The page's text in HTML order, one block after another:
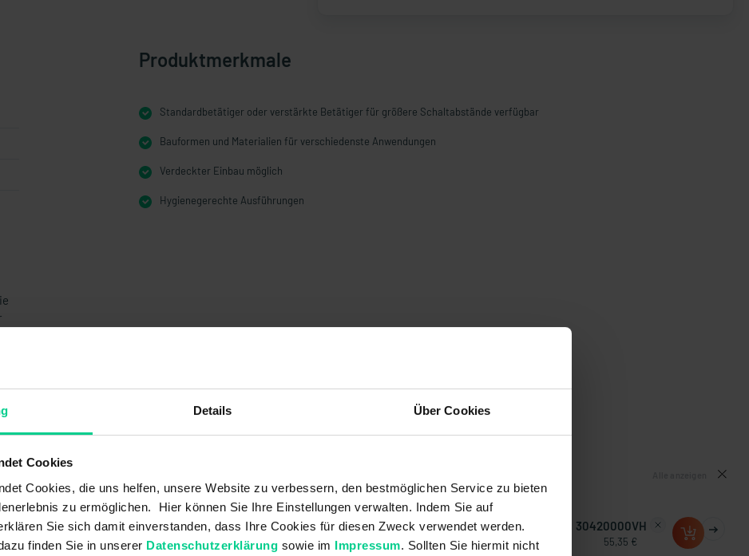
Details Über Cookies
Cookies
Cookies, die uns helfen, unsere Website zu verbessern, den bestmöglichen Service zu bieten
zu ermöglichen. Hier können Sie Ihre Einstellungen verwalten. Indem Sie auf
Sie sich damit einverstanden, dass Ihre Cookies für diesen Zweck verwendet werden.
finden Sie in unserer Datenschutzerklärung sowie im Impressum. Sollten Sie hiermit nicht
Produktmerkmale
Standardbetätiger oder verstärkte Betätiger für größere Schaltabstände verfügbar
Bauformen und Materialien für verschiedenste Anwendungen
Verdeckter Einbau möglich
Hygienegerechte Ausführungen
30420000
16,65 €
30420000S
22,26 €
30420000SH
60,87 €
30420000V
48,00 €
30420000VH
55,35 €